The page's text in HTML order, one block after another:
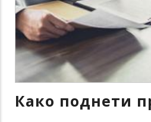
Како поднети